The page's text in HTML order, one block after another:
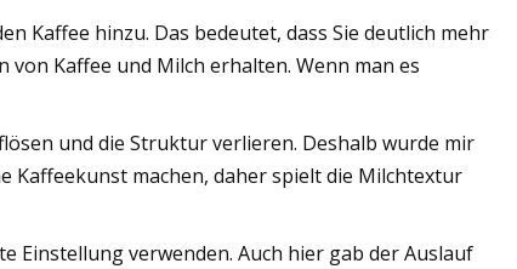
Kaffee hinzu. Das bedeutet, dass Sie deutlich mehr
Kaffee und Milch erhalten. Wenn man es
und die Struktur verlieren. Deshalb wurde mir
Kaffeekunst machen, daher spielt die Milchtextur
Einstellung verwenden. Auch hier gab der Auslauf